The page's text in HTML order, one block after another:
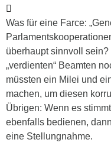
Was für eine Farce: „
überhaupt sinnvoll
„verdienten“ Beamten
müssten ein Milei und
machen, um diesen
Übrigen: Wenn es
ebenfalls bedienen,
eine Stellungnahme.